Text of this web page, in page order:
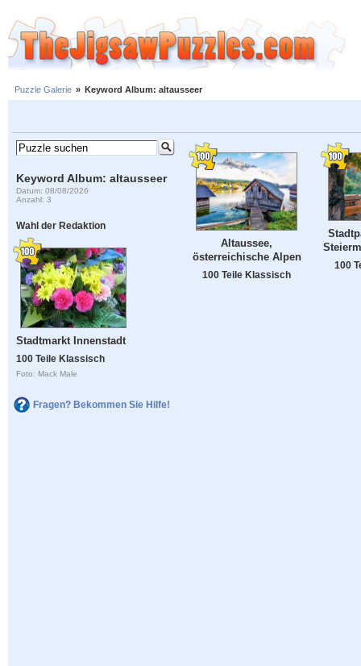
Puzzle Galerie » Keyword Album: altausseer
Keyword Album: altausseer
Datum: 08/08/2026
Anzahl: 3
Wahl der Redaktion
Stadtmarkt Innenstadt
100 Teile Klassisch
Foto: Mack Male
Fragen? Bekommen Sie Hilfe!
Altaussee,
österreichische Alpen
100 Teile Klassisch
100